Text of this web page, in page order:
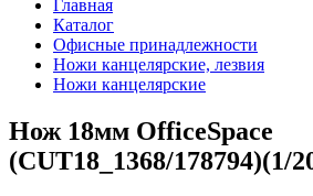
Главная
Каталог
Офисные принадлежности
Ножи канцелярские, лезвия
Ножи канцелярские
Нож 18мм OfficeSpace
(CUT18_1368/178794)(1/